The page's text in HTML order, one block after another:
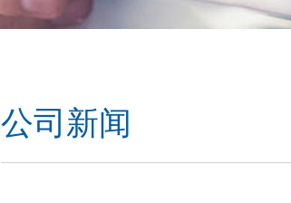
公司新闻